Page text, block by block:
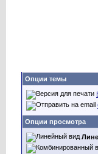
Опции темы
Опции просмотра